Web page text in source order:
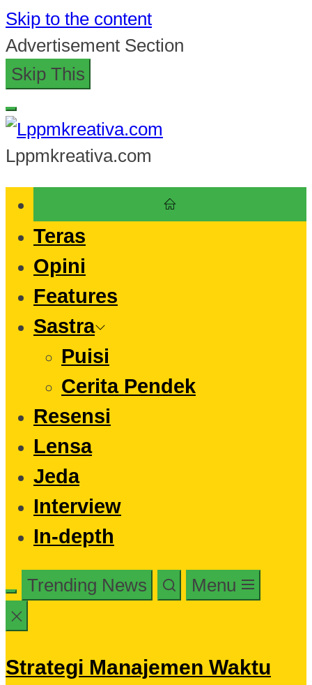
Skip to the content
Advertisement Section
Skip This
Lppmkreativa.com
Teras
Opini
Features
Sastra
Puisi
Cerita Pendek
Resensi
Lensa
Jeda
Interview
In-depth
Trending News Menu
Strategi Manajemen Waktu